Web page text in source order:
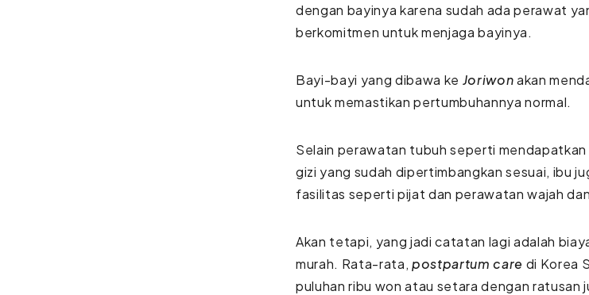
dengan bayinya karena sudah ada perawat
berkomitmen untuk menjaga bayinya.
Bayi-bayi yang dibawa ke Joriwonakan
untuk memastikan pertumbuhannya normal.
Selain perawatan tubuh seperti
gizi yang sudah dipertimbangkan sesuai, ibu
fasilitas seperti pijat dan perawatan wajah
Akan tetapi, yang jadi catatan lagi adalah
murah. Rata-rata, postpartum care di Korea
puluhan ribu won atau setara dengan ratusan